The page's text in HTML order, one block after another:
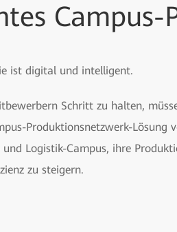
ist digital und intelligent.
Schritt zu halten,
Produktionsnetzwerk-
Logistik-Campus, ihre
zu steigern.